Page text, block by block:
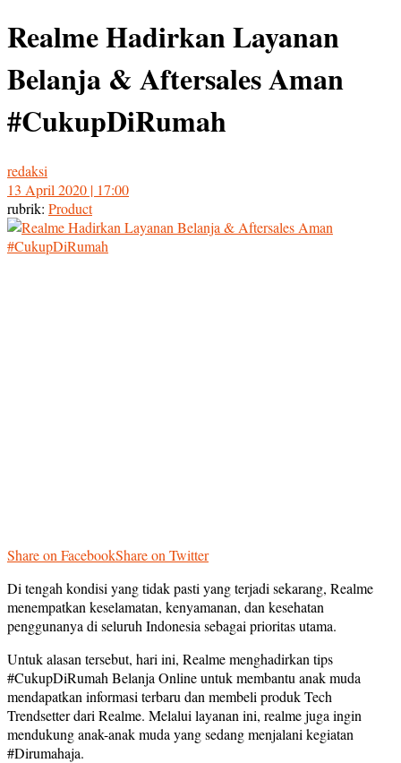
Realme Hadirkan Layanan
Belanja & Aftersales Aman
#CukupDiRumah
redaksi
13 April 2020 | 17:00
rubrik: Product
Share on FacebookShare on Twitter
Di tengah kondisi yang tidak pasti yang terjadi sekarang, Realme
menempatkan keselamatan, kenyamanan, dan kesehatan
penggunanya di seluruh Indonesia sebagai prioritas utama.
Untuk alasan tersebut, hari ini, Realme menghadirkan tips
#CukupDiRumah Belanja Online untuk membantu anak muda
mendapatkan informasi terbaru dan membeli produk Tech
Trendsetter dari Realme. Melalui layanan ini, realme juga ingin
mendukung anak-anak muda yang sedang menjalani kegiatan
#Dirumahaja.